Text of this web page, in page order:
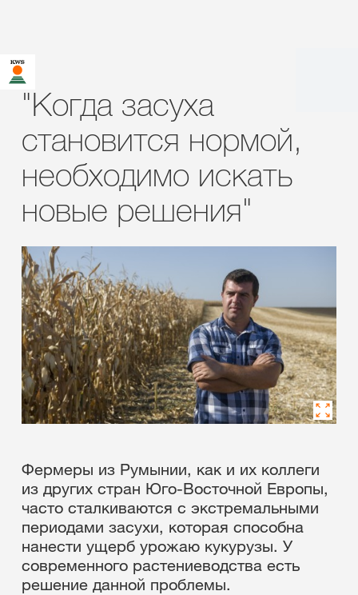
"Когда засуха
становится нормой,
необходимо искать
новые решения"
Фермеры из Румынии, как и их коллеги
из других стран Юго-Восточной Европы,
часто сталкиваются с экстремальными
периодами засухи, которая способна
нанести ущерб урожаю кукурузы. У
современного растениеводства есть
решение данной проблемы.